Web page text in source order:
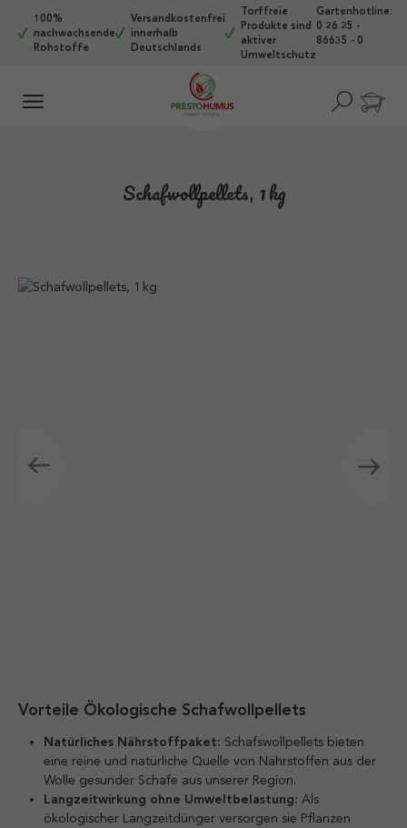
Zum Hauptinhalt springen
100%
nachwachsende
Rohstoffe
Versandkostenfrei
innerhalb
Deutschlands
Torffreie
Produkte sind
aktiver
Umweltschutz
Gartenhotline:
0 26 25 -
86635 - 0
Schafwollpellets, 1 kg
Vorteile Ökologische Schafwollpellets
Natürliches Nährstoffpaket: Schafswollpellets bieten
eine reine und natürliche Quelle von Nährstoffen aus der
Wolle gesunder Schafe aus unserer Region.
Langzeitwirkung ohne Umweltbelastung: Als
ökologischer Langzeitdünger versorgen sie Pflanzen